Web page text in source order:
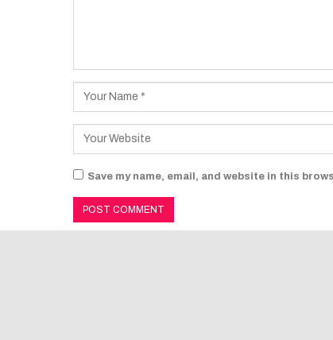
Save my name, email, and website in this